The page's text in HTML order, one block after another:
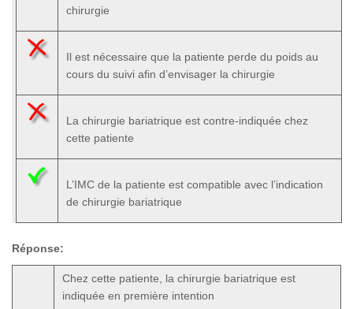
chirurgie
Il est nécessaire que la patiente perde du poids au
cours du suivi afin d’envisager la chirurgie
La chirurgie bariatrique est contre-indiquée chez
cette patiente
L’IMC de la patiente est compatible avec l’indication
de chirurgie bariatrique
Réponse:
Chez cette patiente, la chirurgie bariatrique est
indiquée en première intention